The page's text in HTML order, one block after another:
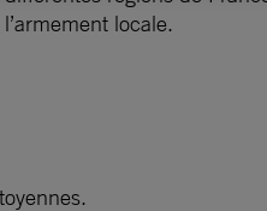
locale.